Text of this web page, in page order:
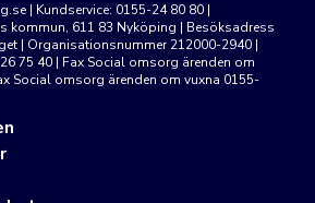
| Kundservice: 0155-24 80 80 |
kommun, 611 83 Nyköping | Besöksadress
| Organisationsnummer 212000-2940 |
75 40 | Fax Social omsorg ärenden om
Social omsorg ärenden om vuxna 0155-